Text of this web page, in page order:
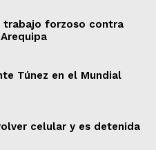
trabajo forzoso contra
Túnez en el Mundial
celular y es detenida